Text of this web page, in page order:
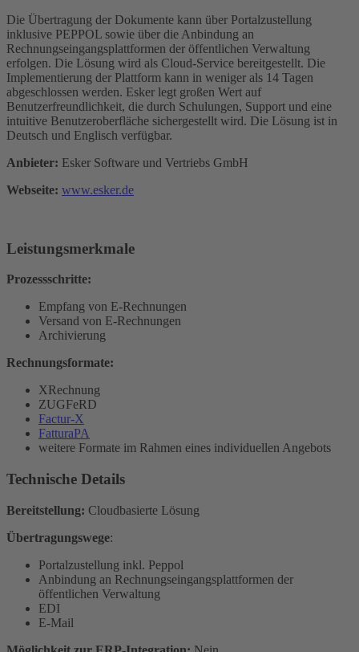
Die Übertragung der Dokumente kann über Portalzustellung
inklusive PEPPOL sowie über die Anbindung an
Rechnungseingangsplattformen der öffentlichen Verwaltung
erfolgen. Die Lösung wird als Cloud-Service bereitgestellt. Die
Implementierung der Plattform kann in weniger als 14 Tagen
abgeschlossen werden. Esker legt großen Wert auf
Benutzerfreundlichkeit, die durch Schulungen, Support und eine
intuitive Benutzeroberfläche sichergestellt wird. Die Lösung ist in
Deutsch und Englisch verfügbar.
Anbieter: Esker Software und Vertriebs GmbH
Webseite: www.esker.de
Leistungsmerkmale
Prozessschritte:
Empfang von E-Rechnungen
Versand von E-Rechnungen
Archivierung
Rechnungsformate:
XRechnung
ZUGFeRD
Factur-X
FatturaPA
weitere Formate im Rahmen eines individuellen Angebots
Technische Details
Bereitstellung: Cloudbasierte Lösung
Übertragungswege:
Portalzustellung inkl. Peppol
Anbindung an Rechnungseingangsplattformen der
öffentlichen Verwaltung
EDI
E-Mail